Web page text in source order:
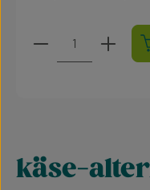
Produkt Anzahl:
käse-